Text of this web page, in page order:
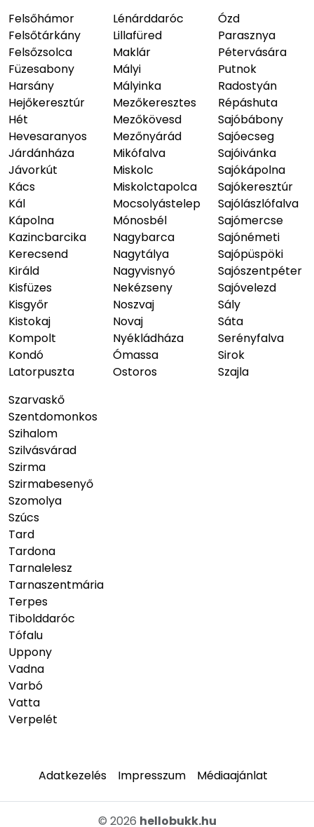
Felsőhámor
Felsőtárkány
Felsőzsolca
Füzesabony
Harsány
Hejőkeresztúr
Hét
Hevesaranyos
Járdánháza
Jávorkút
Kács
Kál
Kápolna
Kazincbarcika
Kerecsend
Királd
Kisfüzes
Kisgyőr
Kistokaj
Kompolt
Kondó
Latorpuszta
Lénárddaróc
Lillafüred
Maklár
Mályi
Mályinka
Mezőkeresztes
Mezőkövesd
Mezőnyárád
Mikófalva
Miskolc
Miskolctapolca
Mocsolyástelep
Mónosbél
Nagybarca
Nagytálya
Nagyvisnyó
Nekézseny
Noszvaj
Novaj
Nyékládháza
Ómassa
Ostoros
Ózd
Parasznya
Pétervására
Putnok
Radostyán
Répáshuta
Sajóbábony
Sajóecseg
Sajóivánka
Sajókápolna
Sajókeresztúr
Sajólászlófalva
Sajómercse
Sajónémeti
Sajópüspöki
Sajószentpéter
Sajóvelezd
Sály
Sáta
Serényfalva
Sirok
Szajla
Szarvaskő
Szentdomonkos
Szihalom
Szilvásvárad
Szirma
Szirmabesenyő
Szomolya
Szúcs
Tard
Tardona
Tarnalelesz
Tarnaszentmária
Terpes
Tibolddaróc
Tófalu
Uppony
Vadna
Varbó
Vatta
Verpelét
Adatkezelés Impresszum Médiaajánlat
© 2026 hellobukk.hu